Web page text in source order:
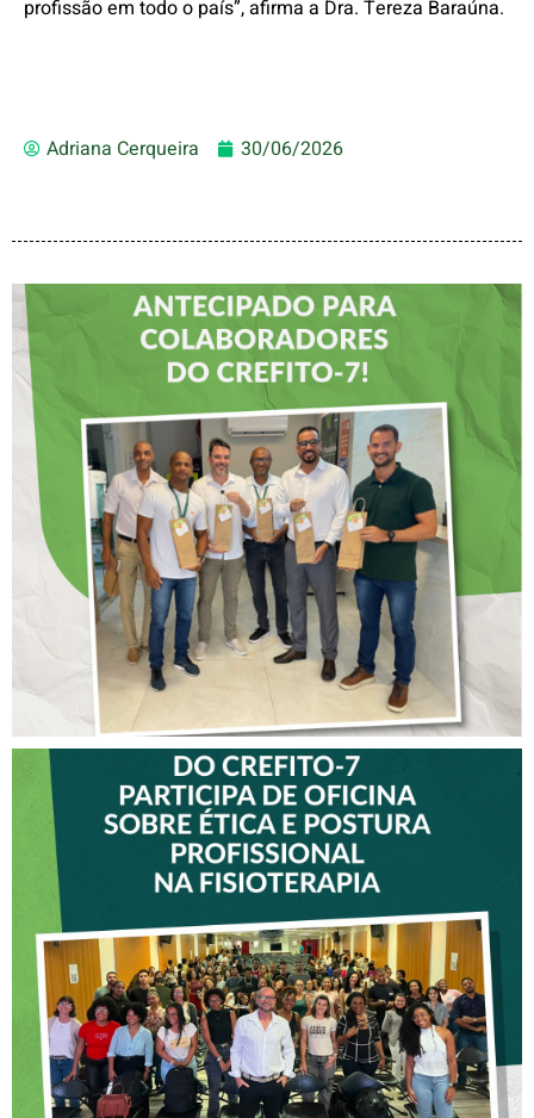
profissão em todo o país”, afirma a Dra. Tereza Baraúna.
Adriana Cerqueira 30/06/2026
DIA DOS PAIS É
ANTECIPADO PARA
COLABORADORES DO
CREFITO-7
VICE-PRESIDENTE DO
CREFITO-7 PARTICIPA DE
OFICINA SOBRE ÉTICA E
POSTURA PROFISSIONAL
NA FISIOTERAPIA